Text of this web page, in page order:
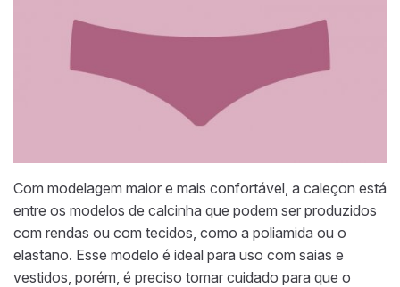
Com modelagem maior e mais confortável, a caleçon está
entre os modelos de calcinha que podem ser produzidos
com rendas ou com tecidos, como a poliamida ou o
elastano. Esse modelo é ideal para uso com saias e
vestidos, porém, é preciso tomar cuidado para que o